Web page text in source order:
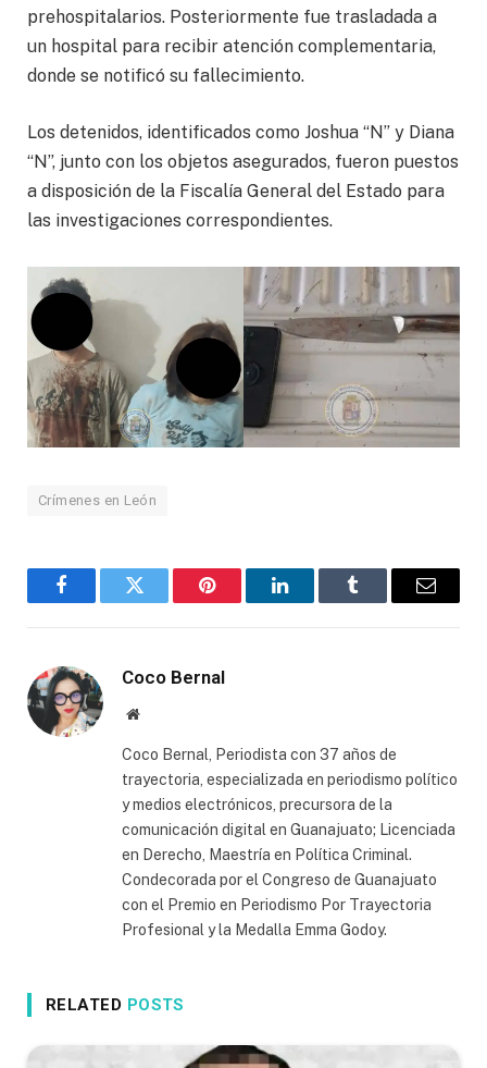
prehospitalarios. Posteriormente fue trasladada a
un hospital para recibir atención complementaria,
donde se notificó su fallecimiento.
Los detenidos, identificados como Joshua “N” y Diana
“N”, junto con los objetos asegurados, fueron puestos
a disposición de la Fiscalía General del Estado para
las investigaciones correspondientes.
Crímenes en León
FacebookTwitter Pinterest LinkedInTumblr Email
Coco Bernal
Website
Coco Bernal, Periodista con 37 años de
trayectoria, especializada en periodismo político
y medios electrónicos, precursora de la
comunicación digital en Guanajuato; Licenciada
en Derecho, Maestría en Política Criminal.
Condecorada por el Congreso de Guanajuato
con el Premio en Periodismo Por Trayectoria
Profesional y la Medalla Emma Godoy.
RELATED POSTS